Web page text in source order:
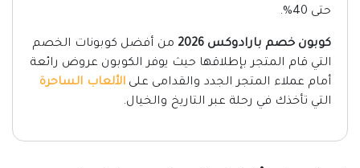
حتى 40%.
كوبون خصم بارادوكس 2026
من أفضل كوبونات الخصم
التي قام المتجر بإطلاقها حيث يوفر الكوبون عروض رائعة
أمام عملاء المتجر الجدد والقدامى على الألعاب الساحرة
التي تأخذك في رحلة عبر التاريخ والخيال.